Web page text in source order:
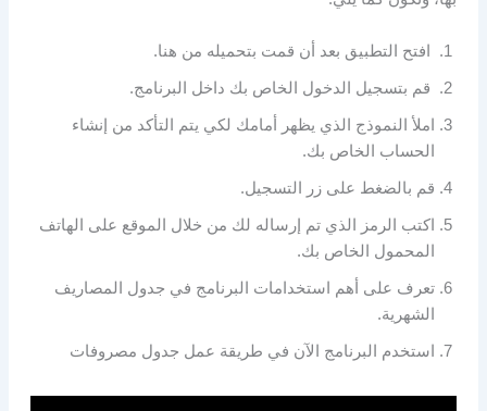
افتح التطبيق بعد أن قمت بتحميله من هنا.
قم بتسجيل الدخول الخاص بك داخل البرنامج.
املأ النموذج الذي يظهر أمامك لكي يتم التأكد من إنشاء
الحساب الخاص بك.
قم بالضغط على زر التسجيل.
اكتب الرمز الذي تم إرساله لك من خلال الموقع على الهاتف
المحمول الخاص بك.
تعرف على أهم استخدامات البرنامج في جدول المصاريف
الشهرية.
استخدم البرنامج الآن في طريقة عمل جدول مصروفات